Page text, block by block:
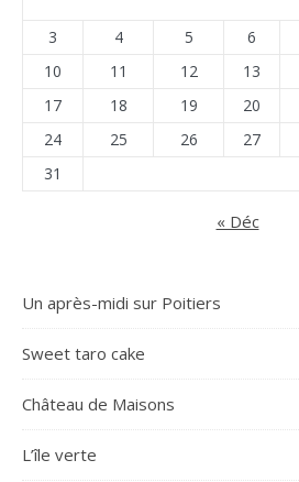
3
4 5 6
10
11 12 13
17
18 19 20
24
25 26 27
31
« Déc
Un après-midi sur Poitiers
Sweet taro cake
Château de Maisons
L’île verte